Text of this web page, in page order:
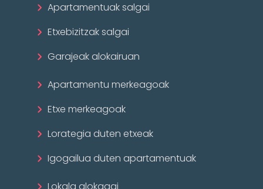
Apartamentuak salgai
Etxebizitzak salgai
Garajeak alokairuan
Apartamentu merkeagoak
Etxe merkeagoak
Lorategia duten etxeak
Igogailua duten apartamentuak